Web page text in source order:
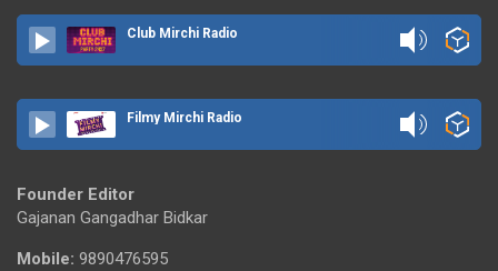
Club Mirchi Radio
Filmy Mirchi Radio
Founder Editor
Gajanan Gangadhar Bidkar
Mobile: 9890476595